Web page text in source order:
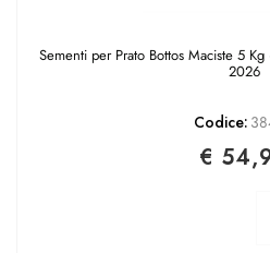
Sementi per Prato Bottos Maciste 5
2026
Codice:
€